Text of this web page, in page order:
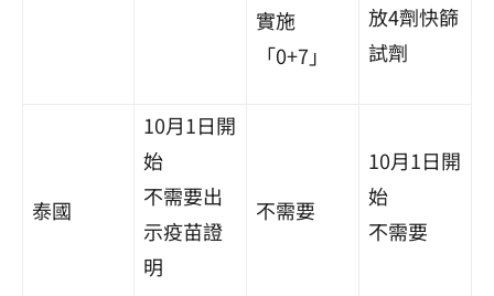
實施
「0+7」
放4劑快篩
試劑
泰國
10月1日開
始
不需要出
示疫苗證
明
不需要
10月1日開
始
不需要